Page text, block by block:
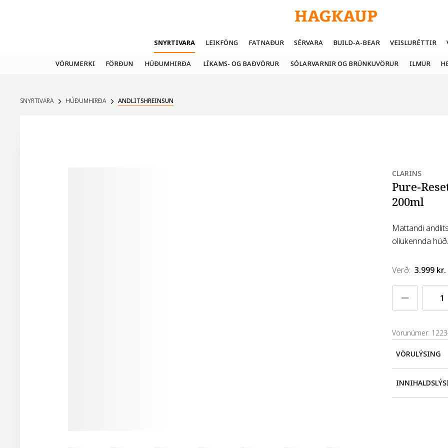
SNYRTIVARA LEIKFÖNG FATNAÐUR SÉRVARA BUILD-A-BEAR VEISLURÉTTIR
VÖRUMERKI FÖRÐUN HÚÐUMHIRÐA LÍKAMS- OG BAÐVÖRUR SÓLARVARNIR OG BRÚNKUVÖRUR ILMUR
SNYRTIVARA HÚÐUMHIRÐA ANDLITSHREINSUN
CLARINS
Pure-
200ml
Mattandi
olíukennda húð.
Verð: 3.999 kr.
Vörunúmer:
VÖRULÝSING
Hreinsar burt